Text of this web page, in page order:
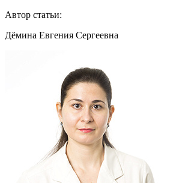
Автор статьи:
Дёмина Евгения Сергеевна